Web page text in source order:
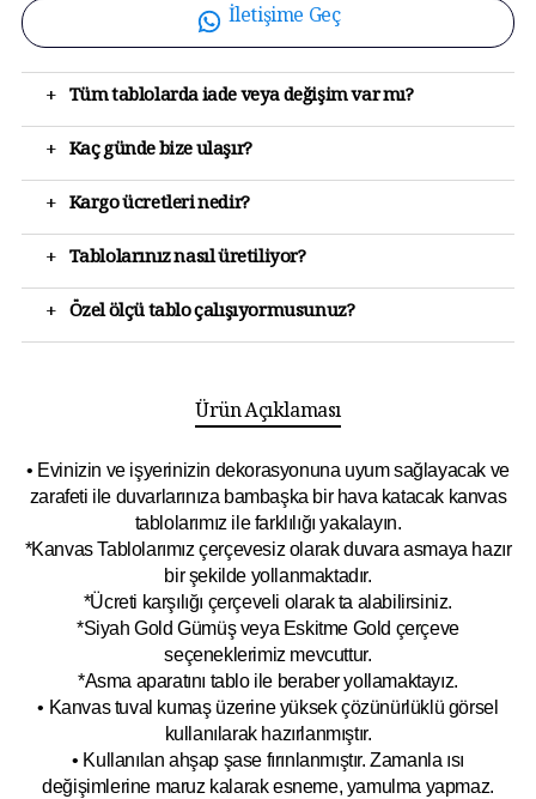
İletişime Geç
+ Tüm tablolarda iade veya değişim var mı?
+ Kaç günde bize ulaşır?
+ Kargo ücretleri nedir?
+ Tablolarınız nasıl üretiliyor?
+ Özel ölçü tablo çalışıyormusunuz?
Ürün Açıklaması
• Evinizin ve işyerinizin dekorasyonuna uyum sağlayacak ve
zarafeti ile duvarlarınıza bambaşka bir hava katacak kanvas
tablolarımız ile farklılığı yakalayın.
*Kanvas Tablolarımız çerçevesiz olarak duvara asmaya hazır
bir şekilde yollanmaktadır.
*Ücreti karşılığı çerçeveli olarak ta alabilirsiniz.
*Siyah Gold Gümüş veya Eskitme Gold çerçeve
seçeneklerimiz mevcuttur.
*Asma aparatını tablo ile beraber yollamaktayız.
• Kanvas tuval kumaş üzerine yüksek çözünürlüklü görsel
kullanılarak hazırlanmıştır.
• Kullanılan ahşap şase fırınlanmıştır. Zamanla ısı
değişimlerine maruz kalarak esneme, yamulma yapmaz.